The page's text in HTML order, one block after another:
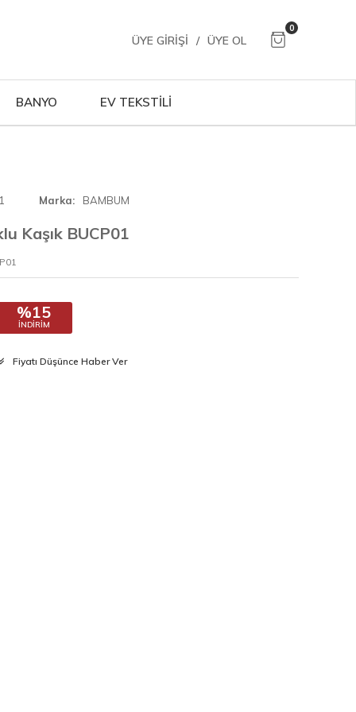
ÜYE GIRIŞI / ÜYE OL
0
BANYO EV TEKSTİLİ
Marka BAMBUM
Kaşık BUCP01
%15
İNDIRIM
Fiyatı Düşünce Haber Ver